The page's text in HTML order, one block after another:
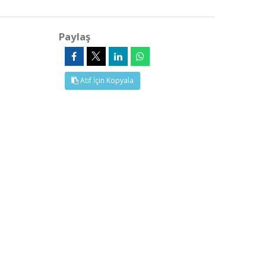
Paylaş
Atıf İçin Kopyala